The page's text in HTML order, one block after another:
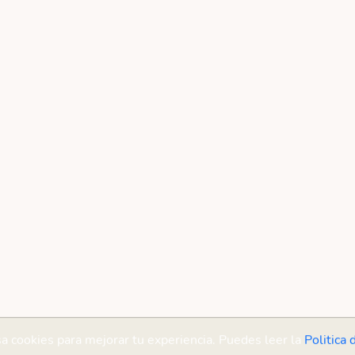
cookies para mejorar tu experiencia. Puedes leer la Politica